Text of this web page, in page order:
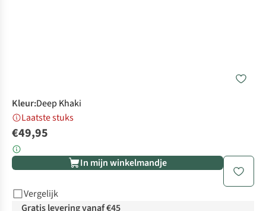
Kleur:Deep Khaki
Laatste stuks
€49,95
In mijn winkelmandje
Vergelijk
Gratis levering vanaf €45